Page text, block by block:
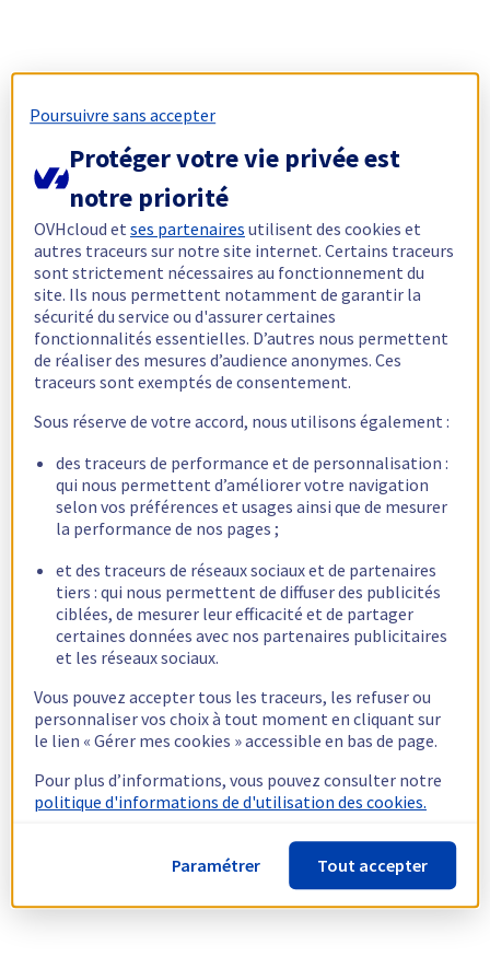
Poursuivre sans accepter
Protéger votre vie privée est
notre priorité
OVHcloud etses partenaires utilisent des cookies et
autres traceurs sur notre site internet. Certains traceurs
sont strictement nécessaires au fonctionnement du
site. Ils nous permettent notamment de garantir la
sécurité du service ou d'assurer certaines
fonctionnalités essentielles. D’autres nous permettent
de réaliser des mesures d’audience anonymes. Ces
traceurs sont exemptés de consentement.
Sous réserve de votre accord, nous utilisons également :
des traceurs de performance et de personnalisation :
qui nous permettent d’améliorer votre navigation
selon vos préférences et usages ainsi que de mesurer
la performance de nos pages ;
et des traceurs de réseaux sociaux et de partenaires
tiers : qui nous permettent de diffuser des publicités
ciblées, de mesurer leur efficacité et de partager
certaines données avec nos partenaires publicitaires
et les réseaux sociaux.
Vous pouvez accepter tous les traceurs, les refuser ou
personnaliser vos choix à tout moment en cliquant sur
le lien « Gérer mes cookies » accessible en bas de page.
Pour plus d’informations, vous pouvez consulter notre
politique d'informations de d'utilisation des cookies.
Paramétrer Tout accepter